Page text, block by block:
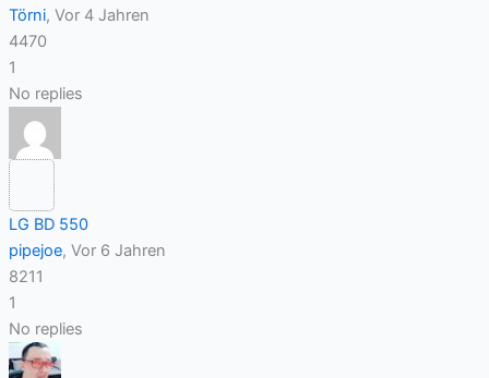
Törni, Vor 4 Jahren
4470
1
No replies
LG BD 550
pipejoe, Vor 6 Jahren
8211
1
No replies